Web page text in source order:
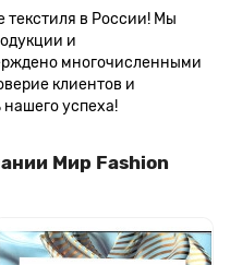
текстиля в России! Мы
и
многочисленными
клиентов и
нашего успеха!
Мир Fashion